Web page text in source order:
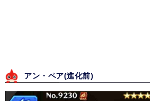
アン・ペア(進化前)